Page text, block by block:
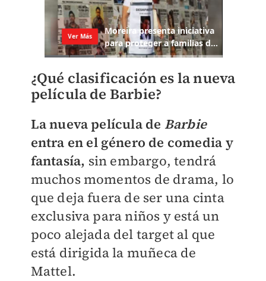
¿Qué clasificación es la nueva
película de Barbie?
La nueva película de Barbie
entra en el género de comedia y
fantasía, sin embargo, tendrá
muchos momentos de drama, lo
que deja fuera de ser una cinta
exclusiva para niños y está un
poco alejada del target al que
está dirigida la muñeca de
Mattel.